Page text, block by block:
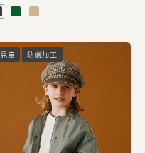
兒童 防曬加工